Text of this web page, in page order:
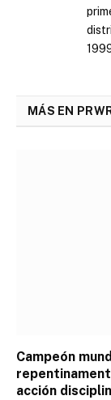
MÁS EN
Campeón
acción